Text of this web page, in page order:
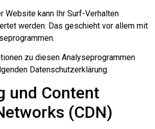
Website kann Ihr Surf-Verhalten
werden. Das geschieht vor allem mit
zu diesen Analyseprogrammen
Datenschutzerklärung.
und Content
(CDN)